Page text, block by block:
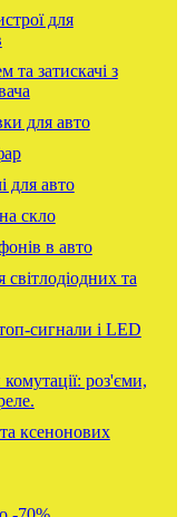
для
та затискачі з
для авто
для авто
скло
в авто
та
сигнали і LED
роз'єми,
ксенонових